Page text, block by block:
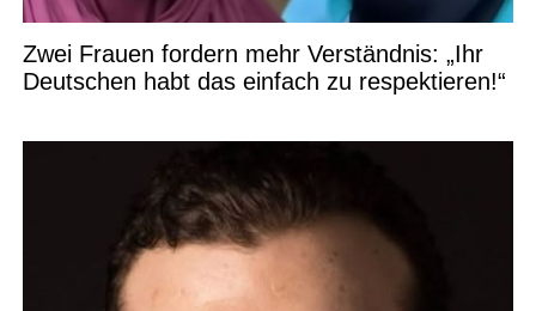
Zwei Frauen fordern mehr Verständnis: „Ihr
Deutschen habt das einfach zu respektieren!“